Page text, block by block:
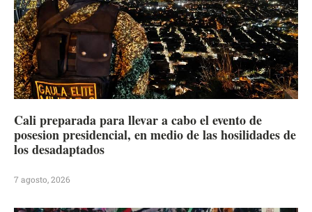
Cali preparada para llevar a cabo el evento de
posesion presidencial, en medio de las hosilidades de
los desadaptados
7 agosto, 2026